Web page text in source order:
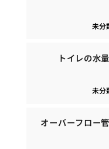
未分
トイレの水
未分
オーバーフロー